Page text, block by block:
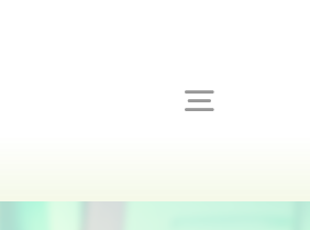
Toggle
Ínicio